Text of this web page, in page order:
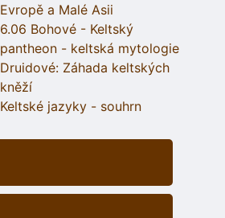
Evropě a Malé Asii
6.06 Bohové - Keltský
pantheon - keltská mytologie
Druidové: Záhada keltských
kněží
Keltské jazyky - souhrn